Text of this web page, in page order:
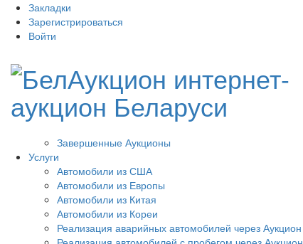
Закладки
Зарегистрироваться
Войти
Завершенные Аукционы
Услуги
Автомобили из США
Автомобили из Европы
Автомобили из Китая
Автомобили из Кореи
Реализация аварийных автомобилей через Аукцион